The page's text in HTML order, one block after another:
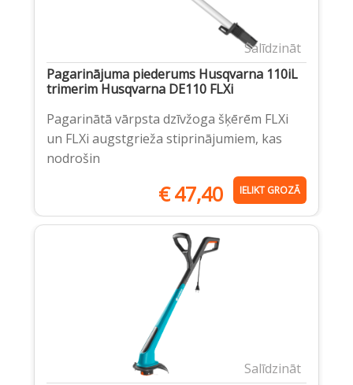
Salīdzināt
Pagarinājuma piederums Husqvarna 110iL
trimerim Husqvarna DE110 FLXi
Pagarinātā vārpsta dzīvžoga šķērēm FLXi
un FLXi augstgrieža stiprinājumiem, kas
nodrošin
€47,40 IELIKT GROZĀ
Salīdzināt